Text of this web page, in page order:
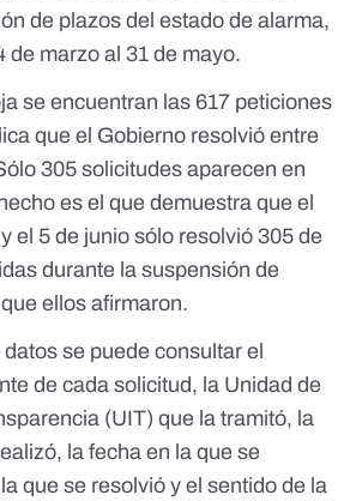
de plazos del estado de alarma,
de marzo al 31 de mayo.
se encuentran las 617 peticiones
que el Gobierno resolvió entre
305 solicitudes aparecen en
es el que demuestra que el
el 5 de junio sólo resolvió 305 de
durante la suspensión de
ellos afirmaron.
se puede consultar el
de cada solicitud, la Unidad de
(UIT) que la tramitó, la
la fecha en la que se
que se resolvió y el sentido de la